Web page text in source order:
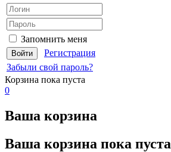
Запомнить меня
Регистрация
Забыли свой пароль?
Корзина пока пуста
0
Ваша корзина
Ваша корзина пока пуста